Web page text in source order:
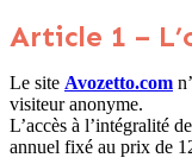
Article 1 –
Le site Avozetto.com
visiteur anonyme.
L’accès à l’intégralité
annuel fixé au prix de